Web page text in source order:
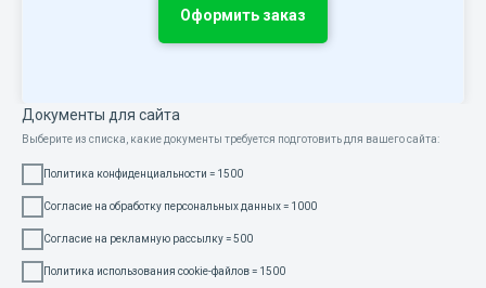
Оформить заказ
Документы для сайта
Выберите из списка, какие документы требуется подготовить для вашего сайта:
Политика конфиденциальности = 1500
Согласие на обработку персональных данных = 1000
Согласие на рекламную рассылку = 500
Политика использования cookie-файлов = 1500